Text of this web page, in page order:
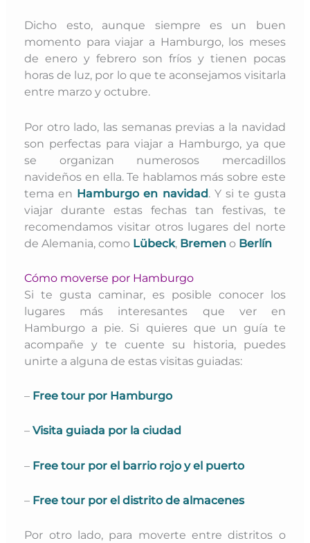
Dicho esto, aunque siempre es un buen
momento para viajar a Hamburgo, los meses
de enero y febrero son fríos y tienen pocas
horas de luz, por lo que te aconsejamos visitarla
entre marzo y octubre.
Por otro lado, las semanas previas a la navidad
son perfectas para viajar a Hamburgo, ya que
se organizan numerosos mercadillos
navideños en ella. Te hablamos más sobre este
tema en Hamburgo en navidad. Ysi te gusta
viajar durante estas fechas tan festivas, te
recomendamos visitar otros lugares del norte
de Alemania, como Lübeck, Bremen o Berlín
Cómo moverse por Hamburgo
Si te gusta caminar, es posible conocer los
lugares más interesantes que ver en
Hamburgo a pie. Si quieres que un guía te
acompañe y te cuente su historia, puedes
unirte a alguna de estas visitas guiadas:
– Free tour por Hamburgo
–Visita guiada por la ciudad
– Free tour por el barrio rojo y el puerto
– Free tour por el distrito de almacenes
Por otro lado, para moverte entre distritos o